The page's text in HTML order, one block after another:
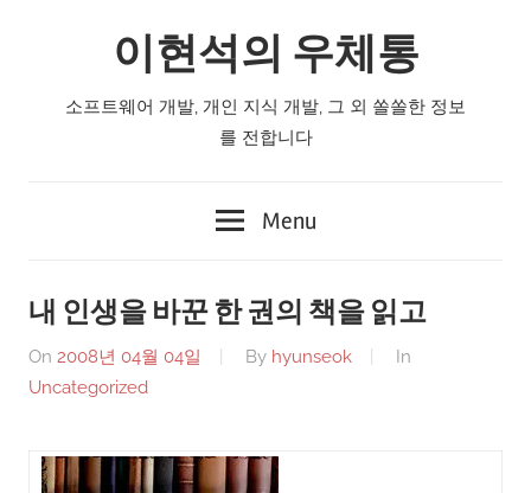
이현석의 우체통
소프트웨어 개발, 개인 지식 개발, 그 외 쏠쏠한 정보
를 전합니다
Menu
내 인생을 바꾼 한 권의 책을 읽고
On 2008년 04월 04일 By hyunseok
In
Uncategorized